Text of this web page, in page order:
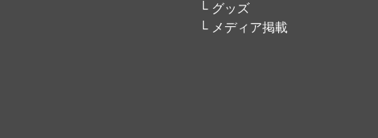
グッズ
メディア掲載